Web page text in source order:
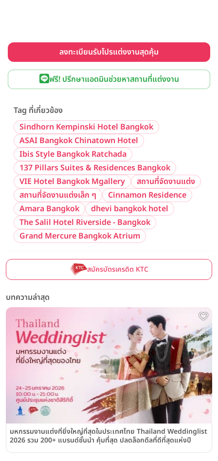
ลงทะเบียนรับโปรแต่งงานสุดคุ้ม
ฟรี! ปรึกษาแอดมินช่วยหาสถานที่แต่งงาน
Tag ที่เกี่ยวข้อง
Sindhorn Kempinski Hotel Bangkok
ASAI Bangkok Chinatown Hotel
Ibis Style Bangkok Ratchada
137 Pillars Suites & Residences Bangkok
VIE Hotel Bangkok Mgallery
สถานที่จัดงานแต่ง
สถานที่จัดงานแต่งเล็ก ๆ
Cinnamon Residence
Amara Bangkok
dhevi bangkok hotel
The Salil Hotel Riverside - Bangkok
Grand Mercure Bangkok Atrium
สมัครบัตรเครดิต KTC
บทความล่าสุด
มหกรรมงานแต่งที่ยิ่งใหญ่ที่สุดในประเทศไทย Thailand Weddinglist
2026 รวม 200+ แบรนด์ชั้นนำ คุ้มที่สุด ปลดล็อกดีลที่ดีที่สุดแห่งปี